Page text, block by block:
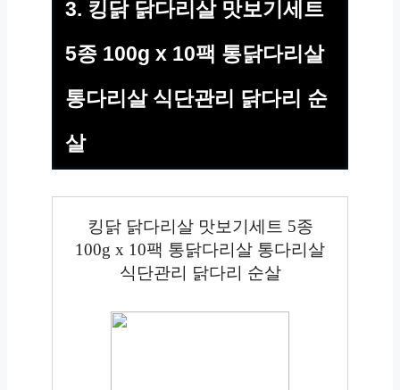
3. 킹닭 닭다리살 맛보기세트
5종 100g x 10팩 통닭다리살
통다리살 식단관리 닭다리 순
살
킹닭 닭다리살 맛보기세트 5종
100g x 10팩 통닭다리살 통다리살
식단관리 닭다리 순살